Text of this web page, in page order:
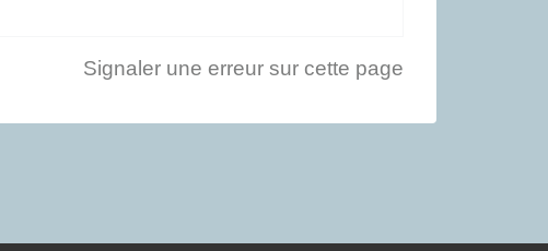
Signaler une erreur sur cette page